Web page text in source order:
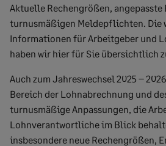
Aktuelle Rechengrößen,
turnusmäßigen Meldepflichten. Die
Informationen für Arbeitgeber und
haben wir hier für Sie übersichtlich
Auch zum Jahreswechsel 2025 –
Bereich der Lohnabrechnung und
turnusmäßige Anpassungen, die
Lohnverantwortliche im Blick
insbesondere neue Rechengrößen,